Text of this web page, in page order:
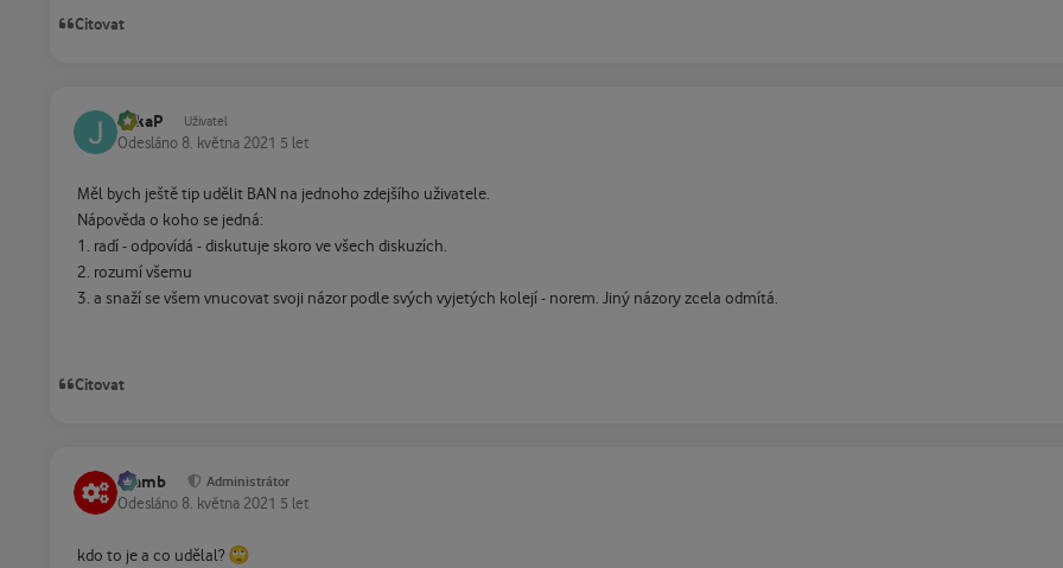
Citovat
JirkaP Uživatel
Odesláno 8. května 2021 5 let
Měl bych ještě tip udělit BAN na jednoho zdejšího uživatele.
Nápověda o koho se jedná:
1. radí - odpovídá - diskutuje skoro ve všech diskuzích.
2. rozumí všemu
3. a snaží se všem vnucovat svoji názor podle svých vyjetých kolejí - norem. Jiný názory zcela odmítá.
Citovat
Slamb Administrátor
Odesláno 8. května 2021 5 let
kdo to je a co udělal? 🙄